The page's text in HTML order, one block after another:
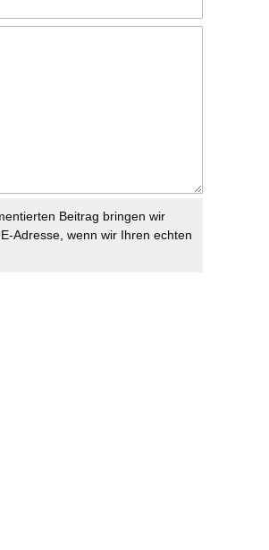
Beitrag bringen wir
Adresse, wenn wir Ihren echten